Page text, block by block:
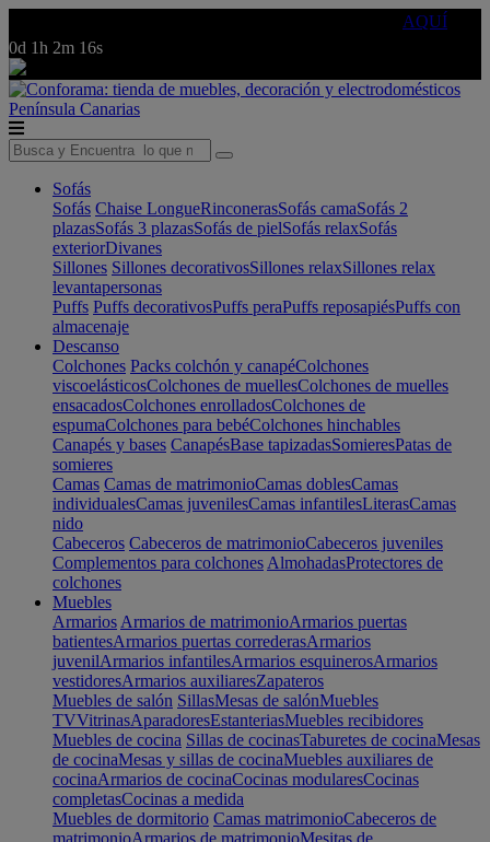
AQUÍ
0d 1h 2m 16s
Península Canarias
Sofás
Sofás Chaise LongueRinconerasSofás camaSofás 2
plazasSofás 3 plazasSofás de pielSofás relaxSofás
exteriorDivanes
Sillones Sillones decorativosSillones relaxSillones relax
levantapersonas
Puffs Puffs decorativosPuffs peraPuffs reposapiésPuffs con
almacenaje
Descanso
Colchones Packs colchón y canapéColchones
viscoelásticosColchones de muellesColchones de muelles
ensacadosColchones enrolladosColchones de
espumaColchones para bebéColchones hinchables
Canapés y bases CanapésBase tapizadasSomieresPatas de
somieres
Camas Camas de matrimonioCamas doblesCamas
individualesCamas juvenilesCamas infantilesLiterasCamas
nido
Cabeceros Cabeceros de matrimonioCabeceros juveniles
Complementos para colchones AlmohadasProtectores de
colchones
Muebles
Armarios Armarios de matrimonioArmarios puertas
batientesArmarios puertas correderasArmarios
juvenilArmarios infantilesArmarios esquinerosArmarios
vestidoresArmarios auxiliaresZapateros
Muebles de salón SillasMesas de salónMuebles
TVVitrinasAparadoresEstanteriasMuebles recibidores
Muebles de cocina Sillas de cocinasTaburetes de cocinaMesas
de cocinaMesas y sillas de cocinaMuebles auxiliares de
cocinaArmarios de cocinaCocinas modularesCocinas
completasCocinas a medida
Muebles de dormitorio Camas matrimonioCabeceros de
matrimonioArmarios de matrimonioMesitas de